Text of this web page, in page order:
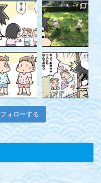
フォローする